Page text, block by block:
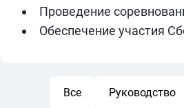
Проведение
Обеспечение участия
Все Руководство